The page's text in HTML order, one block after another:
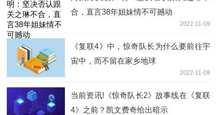
合，直言38年姐妹情不可撼动
2022-11-09
《复联4》中，惊奇队长为什么要前往宇
宙中，而不留在家乡地球
2022-11-09
当前资讯!《惊奇队长2》故事线在《复联
4》之前？凯文费奇给出暗示